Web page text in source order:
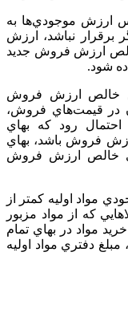
ارزش‌ موجودي‌ها به‌
برقرار نباشد، ارزش‌
خالص‌ ارزش‌ فروش‌ جديد
شود.
خالص‌ ارزش‌ فروش‌
در قيمت‌هاي‌ فروش‌،
احتمال‌ رود كه‌ بهاي‌
فروش‌ باشد، بهاي‌
خالص‌ ارزش‌ فروش‌
مواد اوليه‌ كمتر از
كه‌ از مواد مزبور
مواد در بهاي‌ تمام‌
دفتري‌ مواد اوليه‌